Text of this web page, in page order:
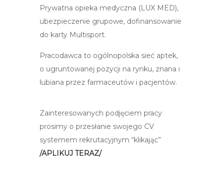
Prywatna opieka medyczna (LUX MED),
ubezpieczenie grupowe, dofinansowanie
do karty Multisport.
Pracodawca to ogólnopolska sieć aptek,
o ugruntowanej pozycji na rynku, znana i
lubiana przez farmaceutów i pacjentów.
Zainteresowanych podjęciem pracy
prosimy o przesłanie swojego CV
systemem rekrutacyjnym “klikając”
/APLIKUJ TERAZ/